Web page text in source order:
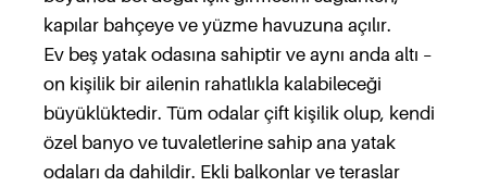
kapılar bahçeye ve yüzme havuzuna açılır.
Ev beş yatak odasına sahiptir ve aynı anda altı –
on kişilik bir ailenin rahatlıkla kalabileceği
büyüklüktedir. Tüm odalar çift kişilik olup, kendi
özel banyo ve tuvaletlerine sahip ana yatak
odaları da dahildir. Ekli balkonlar ve teraslar